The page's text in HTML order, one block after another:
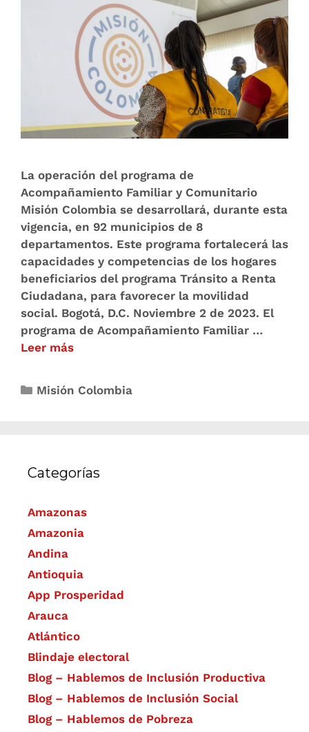
La operación del programa de
Acompañamiento Familiar y Comunitario
Misión Colombia se desarrollará, durante esta
vigencia, en 92 municipios de 8
departamentos. Este programa fortalecerá las
capacidades y competencias de los hogares
beneficiarios del programa Tránsito a Renta
Ciudadana, para favorecer la movilidad
social. Bogotá, D.C. Noviembre 2 de 2023. El
programa de Acompañamiento Familiar …
Leer más
Misión Colombia
Categorías
Amazonas
Amazonia
Andina
Antioquia
App Prosperidad
Arauca
Atlántico
Blindaje electoral
Blog – Hablemos de Inclusión Productiva
Blog – Hablemos de Inclusión Social
Blog – Hablemos de Pobreza